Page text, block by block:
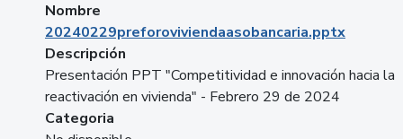
Nombre
20240229preforoviviendaasobancaria.pptx
Descripción
Presentación PPT "Competitividad e innovación hacia la
reactivación en vivienda" - Febrero 29 de 2024
Categoria